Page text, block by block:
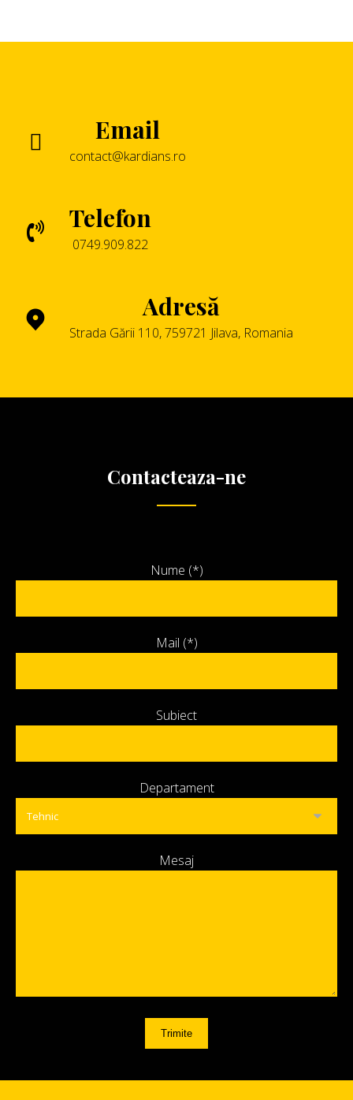
Email
contact@kardians.ro
Telefon
0749.909.822
Adresă
Strada Gării 110, 759721 Jilava, Romania
Contacteaza-ne
Nume (*)
Mail (*)
Subiect
Departament
Mesaj
Trimite